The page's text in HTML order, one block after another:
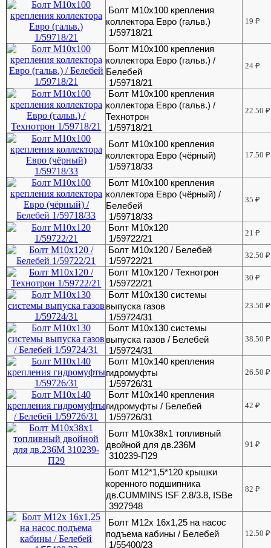
Болт М10х100 крепления
коллектора Евро (гальв.)
1/59718/21
19₽
Болт М10х100 крепления
коллектора Евро (гальв.) /
Белебей
1/59718/21
24₽
Болт М10х100 крепления
коллектора Евро (гальв.) /
Технотрон
1/59718/21
22.50₽
Болт М10х100 крепления
коллектора Евро (чёрный)
1/59718/33
17.50₽
Болт М10х100 крепления
коллектора Евро (чёрный) /
Белебей
1/59718/33
35₽
Болт М10х120
1/59722/21
21₽
Болт М10х120 / Белебей
1/59722/21
32.50₽
Болт М10х120 / Технотрон
1/59722/21
30₽
Болт М10х130 системы
выпуска газов
1/59724/31
23.50₽
Болт М10х130 системы
выпуска газов / Белебей
1/59724/31
38.50₽
Болт М10х140 крепления
гидромуфты
1/59726/31
26.50₽
Болт М10х140 крепления
гидромуфты / Белебей
1/59726/31
42₽
Болт М10х38х1 топливный
двойной для дв.236М
310239-П29
91₽
Болт М12*1,5*120 крышки
коренного подшипника
дв.CUMMINS ISF 2.8/3.8, ISBe
3927948
82₽
Болт М12х 16х1,25 на насос
подъема кабины / Белебей
1/55400/23
12.50₽